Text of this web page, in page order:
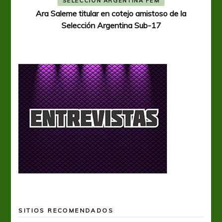
Ara Saleme titular en cotejo amistoso de la
Selección Argentina Sub-17
SITIOS RECOMENDADOS